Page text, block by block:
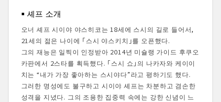
셰프 소개
오너 셰프 시이야 야스히코는 18세에 스시의 길로 들어서,
21세의 젊은 나이에 「스시 야스키치」를 오픈했다.
그의 재능은 일찍이 인정받아 2014년 미슐랭 가이드 후쿠오
카판에서 2스타를 획득했다. 「스시 쇼」의 나카자와 케이이
치는 “내가 가장 좋아하는 스시야다”라고 평하기도 했다.
그러한 명성에도 불구하고 시이야 셰프는 차분하고 겸손한
성격을 지녔다. 그의 조용한 집중력 속에는 강한 신념이 느